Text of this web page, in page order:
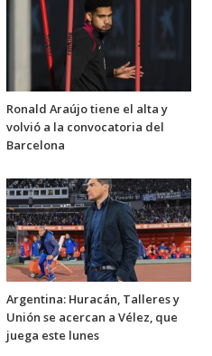
Ronald Araújo tiene el alta y
volvió a la convocatoria del
Barcelona
Argentina: Huracán, Talleres y
Unión se acercan a Vélez, que
juega este lunes